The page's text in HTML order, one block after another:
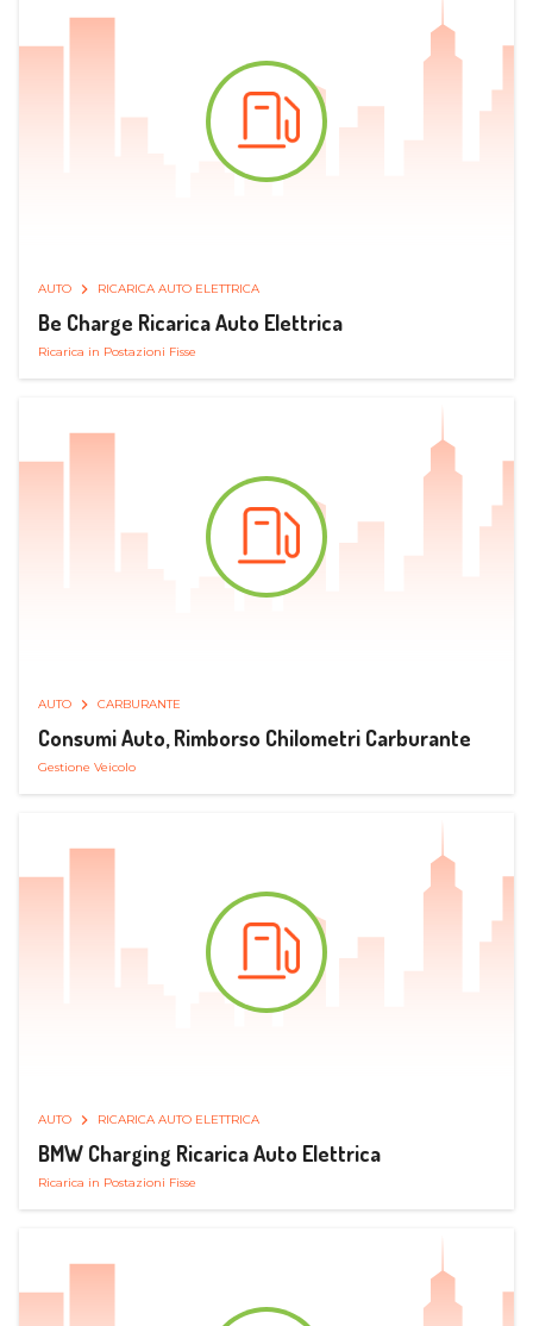
AUTO RICARICA AUTO ELETTRICA
Be Charge Ricarica Auto Elettrica
Ricarica in Postazioni Fisse
AUTO CARBURANTE
Consumi Auto, Rimborso Chilometri Carburante
Gestione Veicolo
AUTO RICARICA AUTO ELETTRICA
BMW Charging Ricarica Auto Elettrica
Ricarica in Postazioni Fisse